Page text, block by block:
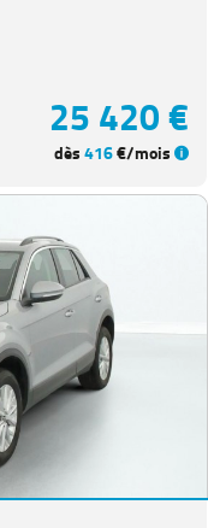
25 420 €
dès416€/mois